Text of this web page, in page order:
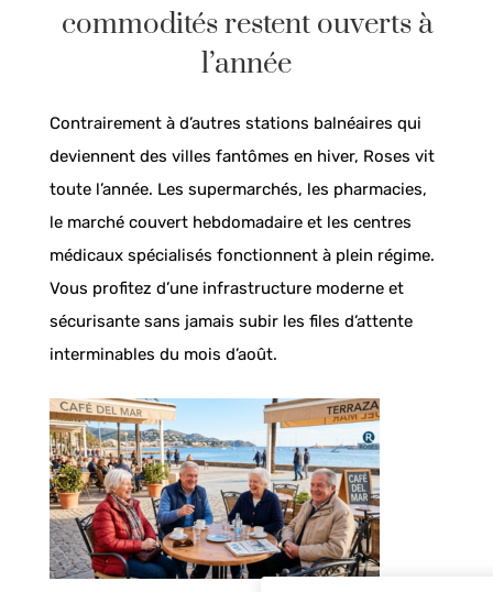
commodités restent ouverts à
l’année
Contrairement à d’autres stations balnéaires qui
deviennent des villes fantômes en hiver, Roses vit
toute l’année. Les supermarchés, les pharmacies,
le marché couvert hebdomadaire et les centres
médicaux spécialisés fonctionnent à plein régime.
Vous profitez d’une infrastructure moderne et
sécurisante sans jamais subir les files d’attente
interminables du mois d’août.